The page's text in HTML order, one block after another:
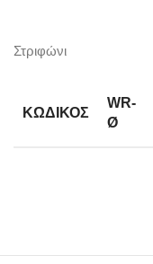
Στριφώνι
ΚΩΔΙΚΟΣ
WR-
Ø